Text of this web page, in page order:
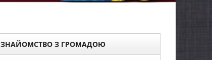
ЗНАЙОМСТВО З ГРОМАДОЮ